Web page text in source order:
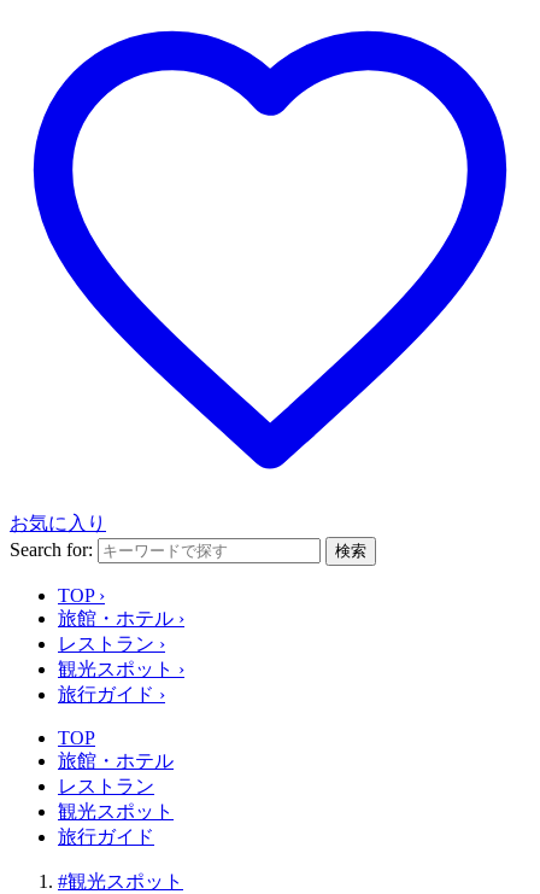
お気に入り
Search for:
検索
TOP ›
旅館・ホテル ›
レストラン ›
観光スポット ›
旅行ガイド ›
TOP
旅館・ホテル
レストラン
観光スポット
旅行ガイド
#観光スポット